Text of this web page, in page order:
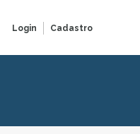
Login Cadastro